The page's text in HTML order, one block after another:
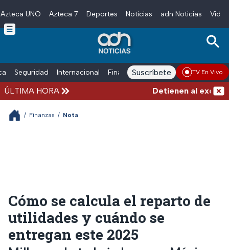
Skip to main content
Azteca UNO Azteca 7 Deportes Noticias adn Noticias
Seguridad Internacional Finanzas adn Noticias Radio
Suscríbete TV En Vivo
ÚLTIMA HORA Detienen al
/ Finanzas / Nota
Cómo se calcula el reparto de
utilidades y cuándo se
entregan este 2025